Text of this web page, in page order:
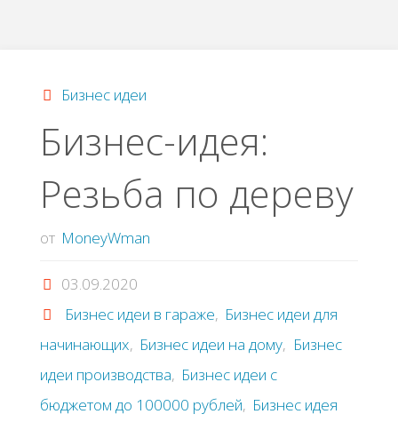
Бизнес идеи
Бизнес-идея:
Резьба по дереву
от MoneyWman
03.09.2020
Бизнес идеи в гараже, Бизнес идеи для
начинающих, Бизнес идеи на дому, Бизнес
идеи производства, Бизнес идеи с
бюджетом до 100000 рублей, Бизнес идея